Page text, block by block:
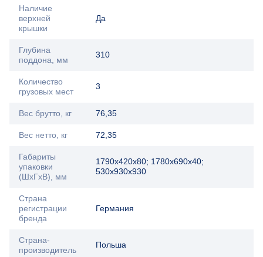
Наличие
верхней
крышки
Да
Глубина
поддона, мм
310
Количество
грузовых мест
3
Вес брутто, кг 76,35
Вес нетто, кг 72,35
Габариты
упаковки
(ШхГхВ), мм
1790х420х80; 1780х690х40;
530х930х930
Страна
регистрации
бренда
Германия
Страна-
производитель
Польша